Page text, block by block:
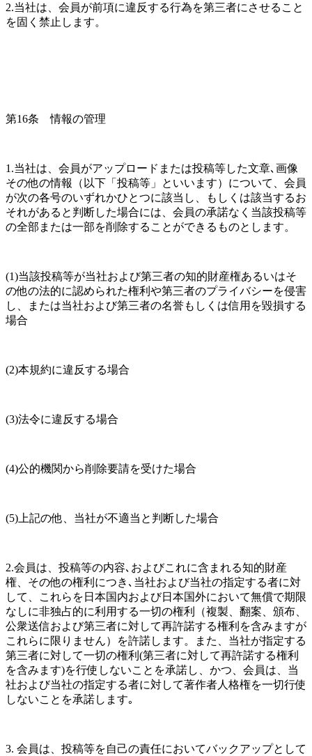
2.当社は、会員が前項に違反する行為を第三者にさせること
を固く禁止します。
第16条　情報の管理
1.当社は、会員がアップロードまたは投稿等した文章､画像
その他の情報（以下「投稿等」といいます）について、会員
が次の各号のいずれかひとつに該当し、もしくは該当するお
それがあると判断した場合には、会員の承諾なく当該投稿等
の全部または一部を削除することができるものとします。
(1)当該投稿等が当社および第三者の知的財産権あるいはそ
の他の法的に認められた権利や第三者のプライバシーを侵害
し、または当社および第三者の名誉もしくは信用を毀損する
場合
(2)本規約に違反する場合
(3)法令に違反する場合
(4)公的機関から削除要請を受けた場合
(5)上記の他、当社が不適当と判断した場合
2.会員は、投稿等の内容､およびこれに含まれる知的財産
権、その他の権利につき､当社および当社の指定する者に対
して、これらを日本国内および日本国外において無償で期限
なしに非独占的に利用する一切の権利（複製、翻案、頒布、
公衆送信および第三者に対して再許諾する権利を含みますが
これらに限りません）を許諾します。また、当社が指定する
第三者に対して一切の権利(第三者に対して再許諾する権利
を含みます)を行使しないことを承諾し、かつ、会員は、当
社および当社の指定する者に対して著作者人格権を一切行使
しないことを承諾します｡
3. 会員は、投稿等を自己の責任においてバックアップとして